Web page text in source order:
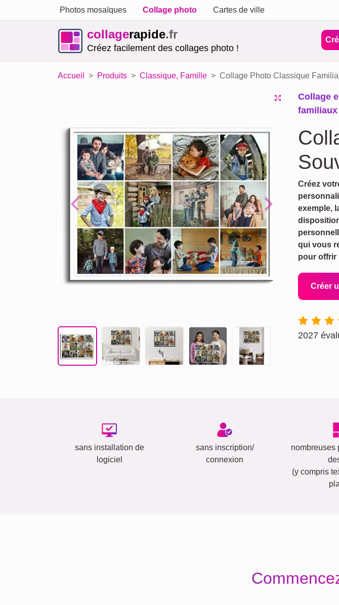
Photos mosaïques Collage photo Cartes de ville
collagerapide.fr
Créez facilement des collages photo !
Accueil Produits Classique, Famille Collage Photo Classique
Previous Next
Collage
Créez
exemple,
qui vous
pour offrir
Créer
2027
sans installation de
logiciel
sans inscription/
connexion
nombreuses
(y compris